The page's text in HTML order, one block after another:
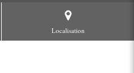
Localisation